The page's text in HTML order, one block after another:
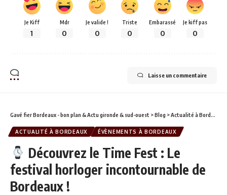
Je Kiff
1
Mdr
0
Je valide !
0
Triste
0
Embarassé
0
Je kiff pas
0
Laisse un commentaire
Gavé fier Bordeaux - bon plan & Actu gironde & sud-ouest >Blog >Actualité à Bordeaux
ACTUALITÉ À BORDEAUX ÉVÈNEMENTS À BORDEAUX
Découvrez le Time Fest : Le
festival horloger incontournable de
Bordeaux !